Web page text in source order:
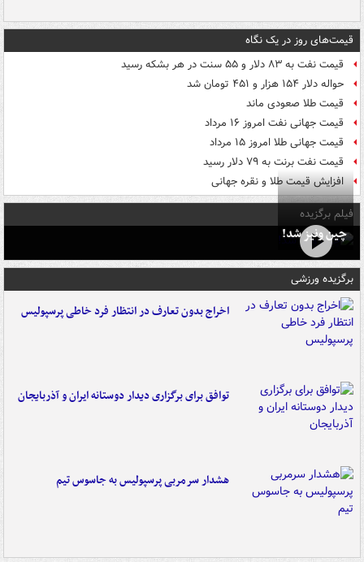
قیمت‌های روز در یک نگاه
قیمت نفت به ۸۳ دلار و ۵۵ سنت در هر بشکه رسید
حواله دلار ۱۵۴ هزار و ۴۵۱ تومان شد
قیمت طلا صعودی ماند
قیمت جهانی نفت امروز ۱۶ مرداد
قیمت جهانی طلا امروز ۱۵ مرداد
قیمت نفت برنت به ۷۹ دلار رسید
افزایش قیمت طلا و نقره جهانی
فیلم برگزیده
چین ونیز شد!
برگزیده ورزشی
اخراج بدون تعارف در انتظار فرد خاطی پرسپولیس
توافق برای برگزاری دیدار دوستانه ایران و آذربایجان
هشدار سرمربی پرسپولیس به جاسوس تیم